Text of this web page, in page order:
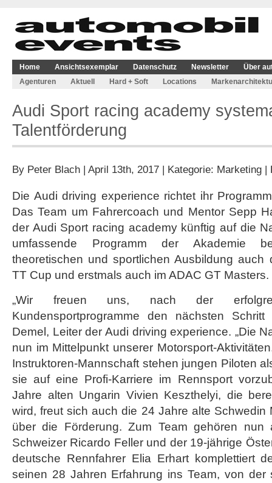
Home Ansichtsexemplar Datenschutz Newsletter
Über
Agenturen
Aktuell Hard + Soft Locations
Audi Sport racing academy
Talentförderung
By Peter Blach | April 13th, 2017 | Kategorie: Marketing |
Die Audi driving experience richtet ihr
Das Team um Fahrercoach und Mentor Sepp
der Audi Sport racing academy künftig auf die
umfassende Programm der Akademie
theoretischen und sportlichen Ausbildung auch
TT Cup und erstmals auch im ADAC GT Masters.
„Wir freuen uns, nach der
Kundensportprogramme den nächsten
Demel, Leiter der Audi driving experience. „Die
nun im Mittelpunkt unserer Motorsport-
Instruktoren-Mannschaft stehen jungen Piloten
sie auf eine Profi-Karriere im Rennsport
Jahre alten Ungarin Vivien Keszthelyi, die
wird, freut sich auch die 24 Jahre alte Schwedin
über die Förderung. Zum Team gehören
Schweizer Ricardo Feller und der 19-jährige
deutsche Rennfahrer Elia Erhart komplettiert
seinen 28 Jahren Erfahrung ins Team, von der